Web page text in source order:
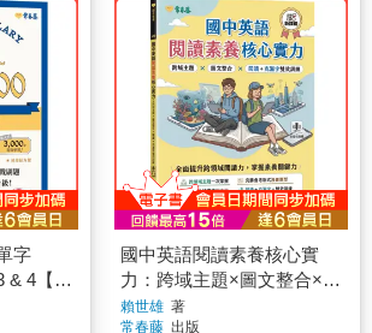
字
& 4【高
國中英語閱讀素養核心實
力：跨域主題×圖文整合×閱
讀＋克漏字雙效訓練(試題
賴世雄 著
常春藤 出版